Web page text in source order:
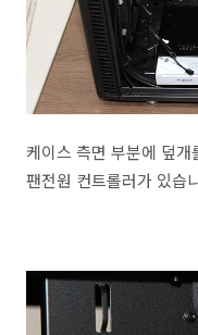
케이스 측면 부분에 덮
팬전원 컨트롤러가 있습